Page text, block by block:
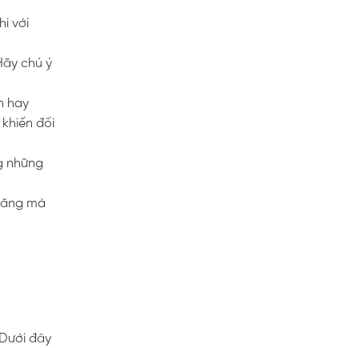
với
chú ý
hay
đối
những
mà
đây